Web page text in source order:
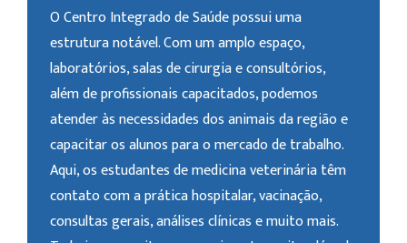
O Centro Integrado de Saúde possui uma
estrutura notável. Com um amplo espaço,
laboratórios, salas de cirurgia e consultórios,
além de profissionais capacitados, podemos
atender às necessidades dos animais da região e
capacitar os alunos para o mercado de trabalho.
Aqui, os estudantes de medicina veterinária têm
contato com a prática hospitalar, vacinação,
consultas gerais, análises clínicas e muito mais.